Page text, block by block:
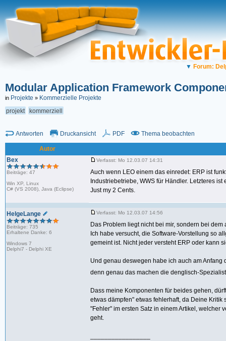
▼ Forum:
Modular Application Framework
in Projekte » Kommerzielle Projekte
projekt
kommerziell
Antworten Druckansicht PDF Thema beobachten
Autor
Bex
Beiträge: 47
Win XP, Linux
C# (VS 2008), Java (Eclipse)
Verfasst: Mo 12.03.07 14:31
Auch wenn LEO einem das einredet: ERP ist
Industriebetriebe, WWS für Händler. Letzteres
Just my 2 Cents.
HelgeLange
Beiträge: 735
Erhaltene Danke: 6
Windows 7
Delphi7 - Delphi XE
Verfasst: Mo 12.03.07 14:56
Das Problem liegt nicht bei mir, sondern bei
Ich habe versucht, die Software-Vorstellung so
gemeint ist. Nicht jeder versteht ERP oder kann
Und genau deswegen habe ich auch am
denn genau das machen die denglisch-
Dass meine Komponenten für beides gehen,
etwas dämpfen" etwas fehlerhaft, da Deine
"Fehler" im ersten Satz in einem Artikel, welcher
geht.